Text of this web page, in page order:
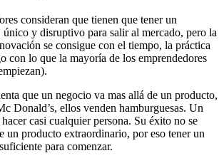
consideran que tienen que tener un
y disruptivo para salir al mercado, pero la
se consigue con el tiempo, la práctica
con lo que la mayoría de los emprendedores
que un negocio va mas allá de un producto,
Donald’s, ellos venden hamburguesas. Un
casi cualquier persona. Su éxito no se
un producto extraordinario, por eso tener un
para comenzar.